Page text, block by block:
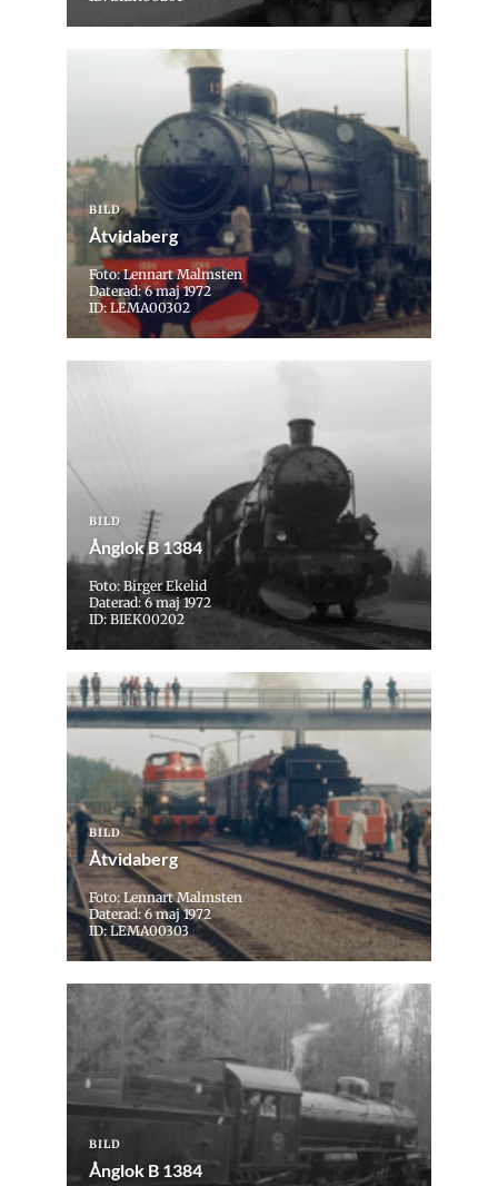
BILD
Åtvidaberg
Foto: Lennart Malmsten
Daterad: 6 maj 1972
ID: LEMA00302
BILD
Ånglok B 1384
Foto: Birger Ekelid
Daterad: 6 maj 1972
ID: BIEK00202
BILD
Åtvidaberg
Foto: Lennart Malmsten
Daterad: 6 maj 1972
ID: LEMA00303
BILD
Ånglok B 1384